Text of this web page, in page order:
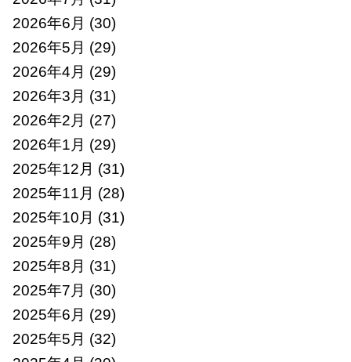
2026年6月 (30)
2026年5月 (29)
2026年4月 (29)
2026年3月 (31)
2026年2月 (27)
2026年1月 (29)
2025年12月 (31)
2025年11月 (28)
2025年10月 (31)
2025年9月 (28)
2025年8月 (31)
2025年7月 (30)
2025年6月 (29)
2025年5月 (32)